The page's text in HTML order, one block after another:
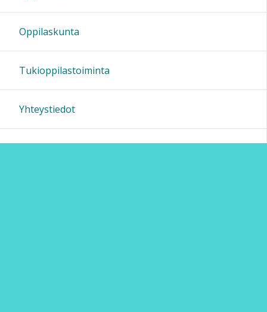
19:00
20:00
21:00
Oppilaskunta
Tukioppilastoiminta
Yhteystiedot